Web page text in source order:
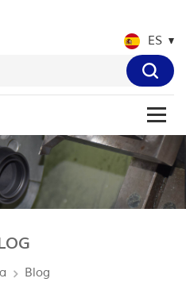
ES
Blog